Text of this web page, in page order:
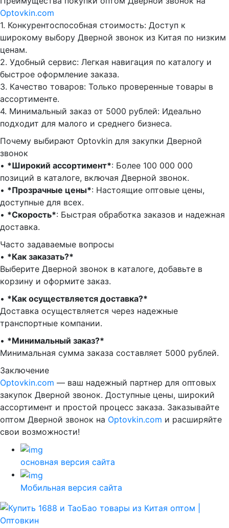
Optovkin.com
1.⁠ ⁠Конкурентоспособная стоимость: Доступ к
широкому выбору Дверной звонок из Китая по низким
ценам.
2.⁠ ⁠Удобный сервис: Легкая навигация по каталогу и
быстрое оформление заказа.
3.⁠ ⁠Качество товаров: Только проверенные товары в
ассортименте.
4.⁠ ⁠Минимальный заказ от 5000 рублей: Идеально
подходит для малого и среднего бизнеса.
Почему выбирают Optovkin для закупки Дверной
звонок
•⁠ ⁠ *Широкий ассортимент*: Более 100 000 000
позиций в каталоге, включая Дверной звонок.
•⁠ ⁠ *Прозрачные цены*: Настоящие оптовые цены,
доступные для всех.
•⁠ ⁠ *Скорость*: Быстрая обработка заказов и надежная
доставка.
Часто задаваемые вопросы
•⁠ ⁠*Как заказать?*
Выберите Дверной звонок в каталоге, добавьте в
корзину и оформите заказ.
•⁠ ⁠ *Как осуществляется доставка?*
Доставка осуществляется через надежные
транспортные компании.
•⁠ ⁠ *Минимальный заказ?*
Минимальная сумма заказа составляет 5000 рублей.
Заключение
Optovkin.com — ваш надежный партнер для оптовых
закупок Дверной звонок. Доступные цены, широкий
ассортимент и простой процесс заказа. Заказывайте
оптом Дверной звонок на Optovkin.com и расширяйте
свои возможности!
основная версия сайта
Мобильная версия сайта